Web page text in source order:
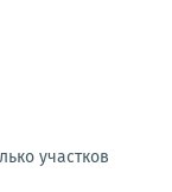
участков